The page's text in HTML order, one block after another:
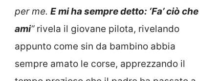
per me. E mi ha sempre detto: ‘Fa’ ciò che
ami“rivela il giovane pilota, rivelando
appunto come sin da bambino abbia
sempre amato le corse, apprezzando il